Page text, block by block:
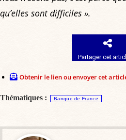
qu’elles sont difficiles ».
Partager cet
Obtenir le lien ou envoyer cet
Thématiques : Banque de France